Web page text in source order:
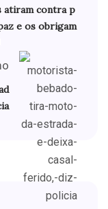
atiram contra p
e os obrigam